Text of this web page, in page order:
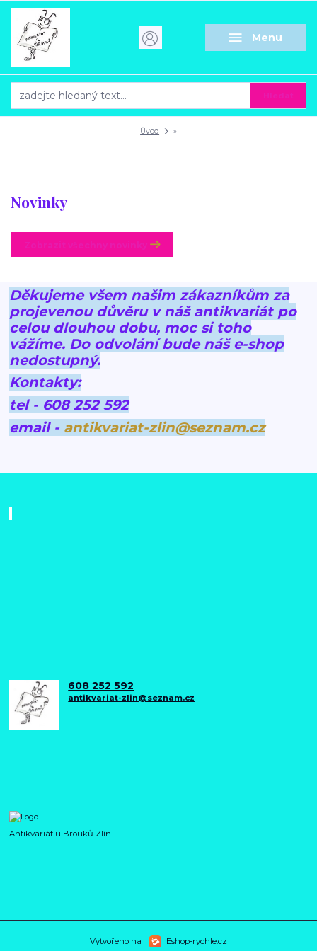
Menu
Úvod »
Novinky
Děkujeme všem našim zákazníkům za
projevenou důvěru v náš antikvariát po
celou dlouhou dobu, moc si toho
vážíme. Do odvolání bude náš e-shop
nedostupný.
Kontakty:
tel - 608 252 592
email - antikvariat-zlin@seznam.cz
608 252 592
antikvariat-zlin@seznam.cz
Antikvariát u Brouků Zlín
Vytvořeno na Eshop-rychle.cz